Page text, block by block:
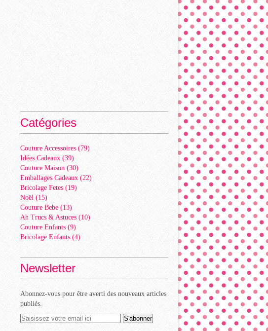
Catégories
Couture Accessoires (79)
Idées Cadeaux (39)
Couture Maison (30)
Emballages Cadeaux (22)
Bricolage Fetes (19)
Noël (15)
Couture Bebe (13)
Ah Trucs & Astuces (10)
Couture Enfants (9)
Bricolage Enfants (4)
Newsletter
Abonnez-vous pour être averti des nouveaux articles
publiés.